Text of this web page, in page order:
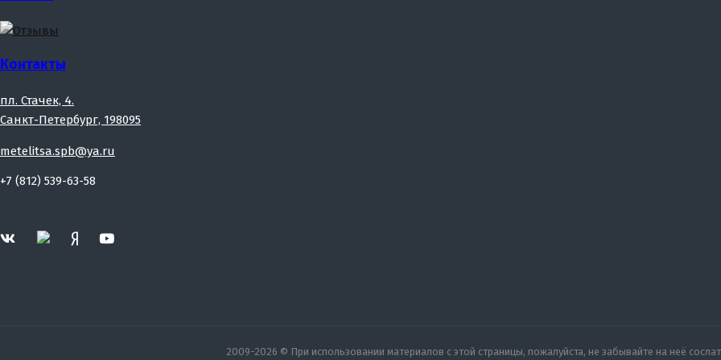
Контакты
пл. Стачек, 4.
Санкт-Петербург, 198095
metelitsa.spb@ya.ru
+7 (812) 539-63-58
2009-2026 © При использовании материалов с этой страницы, пожалуйста, не забывайте на неё